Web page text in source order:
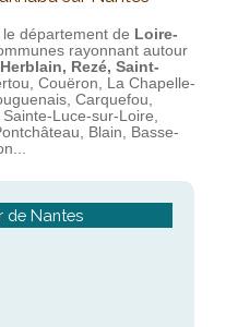
département de Loire-
rayonnant autour
Rezé, Saint-
Couëron, La Chapelle-
Carquefou,
Luce-sur-Loire,
Blain, Basse-
de Nantes